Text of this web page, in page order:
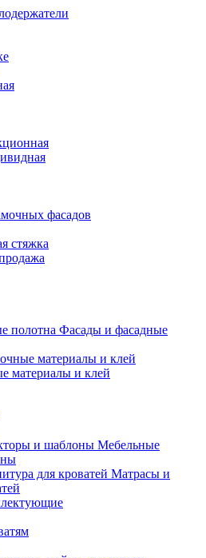
фасадов
стяжка
Фасады и фасадные
материалы и клей
Мебельные
Матрасы и